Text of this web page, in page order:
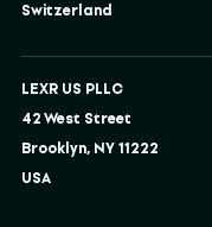
Switzerland
LEXR US PLLC
42 West Street
Brooklyn, NY 11222
USA